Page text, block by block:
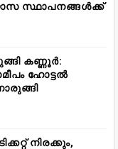
സ്ഥാപനങ്ങൾക്ക്
കണ്ണൂർ:
ഹോട്ടൽ
നിരക്കും,